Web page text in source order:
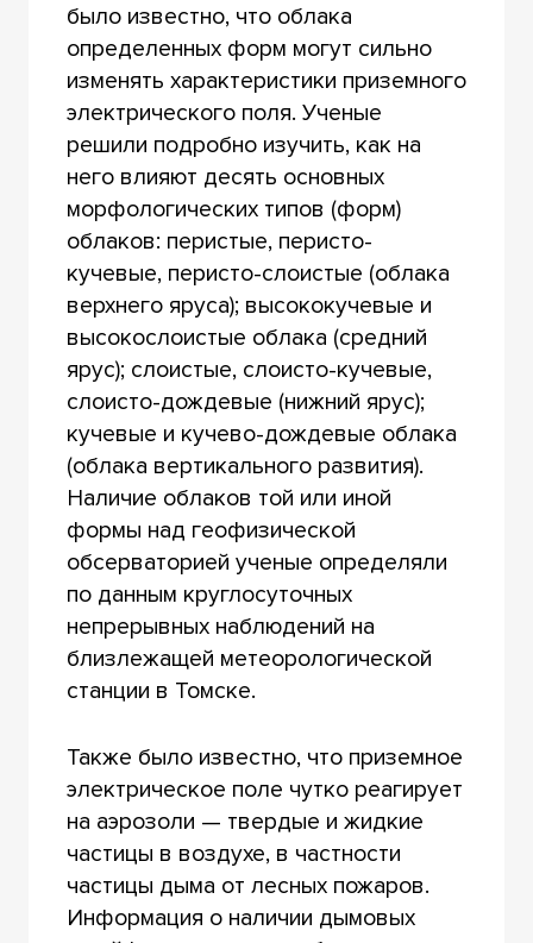
было известно, что облака
определенных форм могут сильно
изменять характеристики приземного
электрического поля. Ученые
решили подробно изучить, как на
него влияют десять основных
морфологических типов (форм)
облаков: перистые, перисто-
кучевые, перисто-слоистые (облака
верхнего яруса); высококучевые и
высокослоистые облака (средний
ярус); слоистые, слоисто-кучевые,
слоисто-дождевые (нижний ярус);
кучевые и кучево-дождевые облака
(облака вертикального развития).
Наличие облаков той или иной
формы над геофизической
обсерваторией ученые определяли
по данным круглосуточных
непрерывных наблюдений на
близлежащей метеорологической
станции в Томске.
Также было известно, что приземное
электрическое поле чутко реагирует
на аэрозоли — твердые и жидкие
частицы в воздухе, в частности
частицы дыма от лесных пожаров.
Информация о наличии дымовых